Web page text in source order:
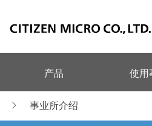
产品 使用
事业所介绍